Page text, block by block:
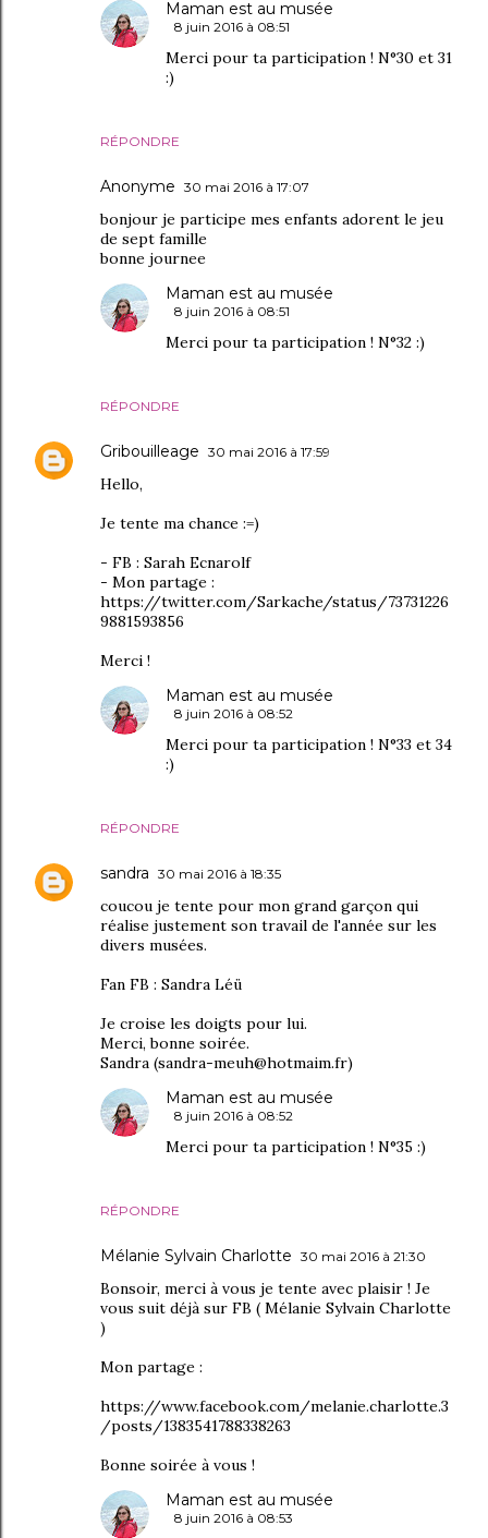
RÉPONDRE
Maman est au musée
8 juin 2016 à 08:51
Merci pour ta participation ! N°30 et 31
:)
Anonyme 30 mai 2016 à 17:07
bonjour je participe mes enfants adorent le jeu
de sept famille
bonne journee
RÉPONDRE
Maman est au musée
8 juin 2016 à 08:51
Merci pour ta participation ! N°32 :)
Gribouilleage 30 mai 2016 à 17:59
Hello,
Je tente ma chance :=)
- FB : Sarah Ecnarolf
- Mon partage :
https://twitter.com/Sarkache/status/73731226
9881593856
Merci !
RÉPONDRE
Maman est au musée
8 juin 2016 à 08:52
Merci pour ta participation ! N°33 et 34
:)
sandra 30 mai 2016 à 18:35
coucou je tente pour mon grand garçon qui
réalise justement son travail de l'année sur les
divers musées.
Fan FB : Sandra Léü
Je croise les doigts pour lui.
Merci, bonne soirée.
Sandra (sandra-meuh@hotmaim.fr)
RÉPONDRE
Maman est au musée
8 juin 2016 à 08:52
Merci pour ta participation ! N°35 :)
Mélanie Sylvain Charlotte 30 mai 2016 à 21:30
Bonsoir, merci à vous je tente avec plaisir ! Je
vous suit déjà sur FB ( Mélanie Sylvain Charlotte
)
Mon partage :
https://www.facebook.com/melanie.charlotte.3
/posts/1383541788338263
Bonne soirée à vous !
Maman est au musée
8 juin 2016 à 08:53